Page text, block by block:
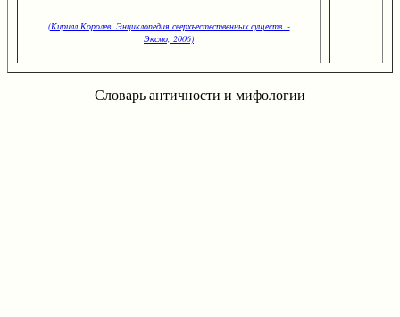
(Кирилл Королев. Энциклопедия сверхъестественных существ. -
Эксмо, 2006)
Словарь античности и мифологии